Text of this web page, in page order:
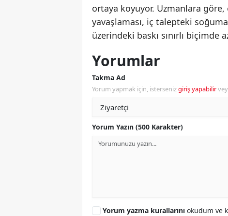
ortaya koyuyor. Uzmanlara
yavaşlaması, iç talepteki
üzerindeki baskı sınırlı biçimde
Yorumlar
Takma Ad
Yorum yapmak için, istersenizgiriş yapabilir
Yorum Yazın (500 Karakter)
Yorum yazma kurallarını okudum ve